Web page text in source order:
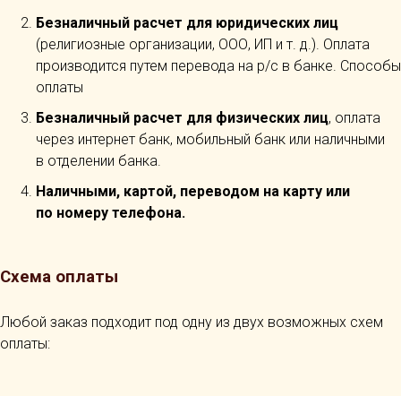
Безналичный расчет для юридических лиц
(религиозные организации, ООО, ИП и т. д.). Оплата
производится путем перевода на р/с в банке. Способы
оплаты
Безналичный расчет для физических лиц, оплата
через интернет банк, мобильный банк или наличными
в отделении банка.
Наличными, картой, переводом на карту или
по номеру телефона.
Схема оплаты
Любой заказ подходит под одну из двух возможных схем
оплаты: